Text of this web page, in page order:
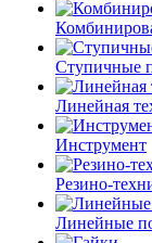
Ступичные
Линейная
Инструмент
Резино-
Линейные